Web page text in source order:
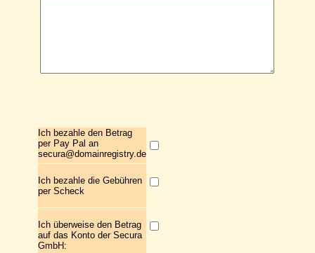
Ich bezahle den Betrag
per Pay Pal an
secura@domainregistry.de
Ich bezahle die Gebühren
per Scheck
Ich überweise den Betrag
auf das Konto der Secura
GmbH: